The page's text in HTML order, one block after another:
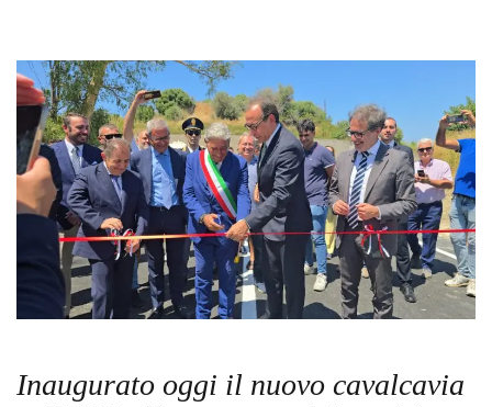
Inaugurato oggi il nuovo cavalcavia